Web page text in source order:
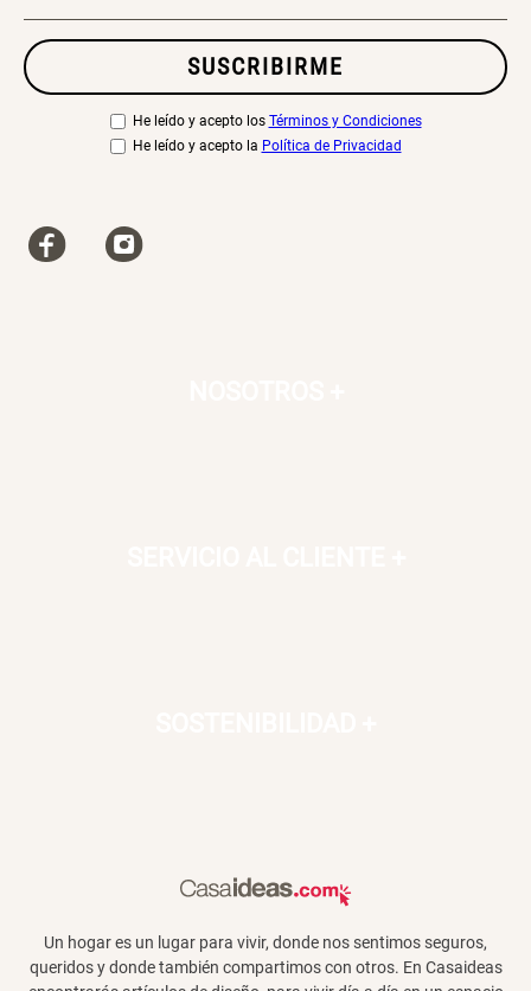
SUSCRIBIRME
He leído y acepto los Términos y Condiciones
He leído y acepto la Política de Privacidad
Un hogar es un lugar para vivir, donde nos sentimos seguros,
queridos y donde también compartimos con otros. En Casaideas